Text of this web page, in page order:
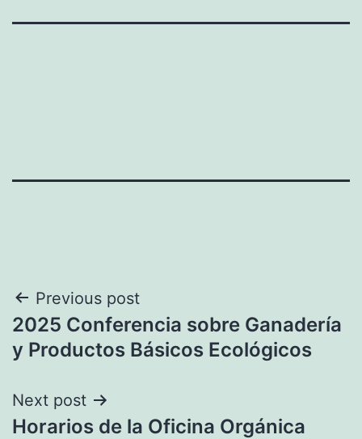
Navegación
de
Previous post
2025 Conferencia sobre Ganadería
y Productos Básicos Ecológicos
Next post
Horarios de la Oficina Orgánica